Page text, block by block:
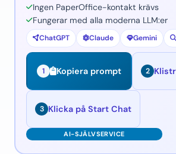
Ingen PaperOffice-kontakt krävs
Fungerar med alla moderna LLM:er
ChatGPT Claude Gemini
1 Kopiera prompt 2
3 Klicka på Start Chat